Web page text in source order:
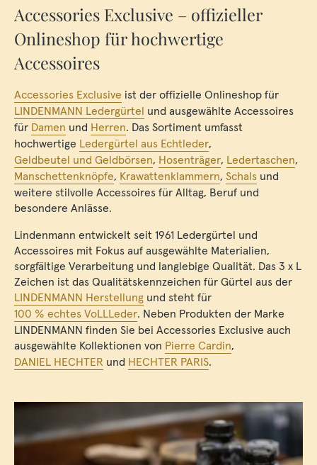
Accessories Exclusive – offizieller
Onlineshop für hochwertige
Accessoires
Accessories Exclusive ist der offizielle Onlineshop für
LINDENMANN Ledergürtel und ausgewählte Accessoires
für Damen und Herren. Das Sortiment umfasst
hochwertige Ledergürtel aus Echtleder,
Geldbeutel und Geldbörsen, Hosenträger, Ledertaschen,
Manschettenknöpfe, Krawattenklammern, Schals und
weitere stilvolle Accessoires für Alltag, Beruf und
besondere Anlässe.
Lindenmann entwickelt seit 1961 Ledergürtel und
Accessoires mit Fokus auf ausgewählte Materialien,
sorgfältige Verarbeitung und langlebige Qualität. Das 3 x L
Zeichen ist das Qualitätskennzeichen für Gürtel aus der
LINDENMANN Herstellung und steht für
100 % echtes VoLLLeder. Neben Produkten der Marke
LINDENMANN finden Sie bei Accessories Exclusive auch
ausgewählte Kollektionen von Pierre Cardin,
DANIEL HECHTER und HECHTER PARIS.